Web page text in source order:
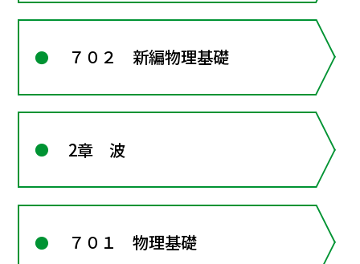
７０２ 新編物理基礎
2章 波
７０１ 物理基礎